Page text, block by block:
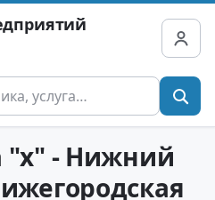
"x" - Нижний